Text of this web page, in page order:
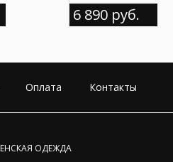
6 890 руб.
ДРУГИЕ
Оплата Контакты
ОДЕЖДА